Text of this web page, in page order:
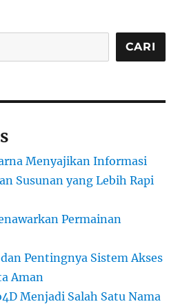
CARI
Menyajikan Informasi
Susunan yang Lebih Rapi
Permainan
Pentingnya Sistem Akses
Aman
Menjadi Salah Satu Nama